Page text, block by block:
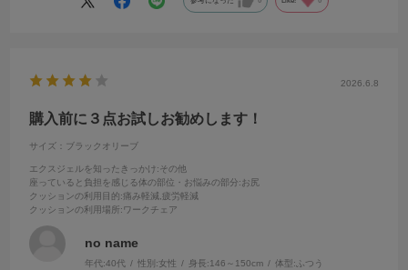
2026.6.8
購入前に３点お試しお勧めします！
サイズ：ブラックオリーブ
エクスジェルを知ったきっかけ :その他
座っていると負担を感じる体の部位・お悩みの部分:お尻
クッションの利用目的:痛み軽減,疲労軽減
クッションの利用場所:ワークチェア
no name
年代:40代 性別:女性 身長:146～150cm 体型:ふつう